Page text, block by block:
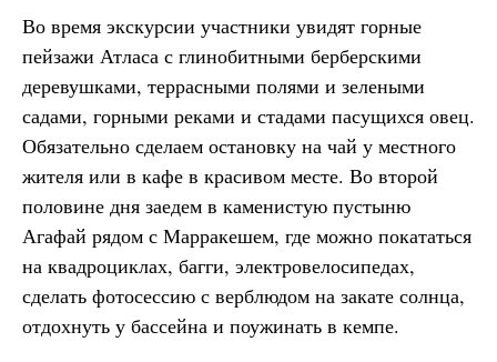
Во время экскурсии участники увидят горные
пейзажи Атласа с глинобитными берберскими
деревушками, террасными полями и зелеными
садами, горными реками и стадами пасущихся овец.
Обязательно сделаем остановку на чай у местного
жителя или в кафе в красивом месте. Во второй
половине дня заедем в каменистую пустыню
Агафай рядом с Марракешем, где можно покататься
на квадроциклах, багги, электровелосипедах,
сделать фотосессию с верблюдом на закате солнца,
отдохнуть у бассейна и поужинать в кемпе.